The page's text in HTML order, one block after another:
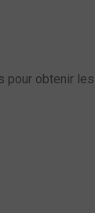
pour obtenir